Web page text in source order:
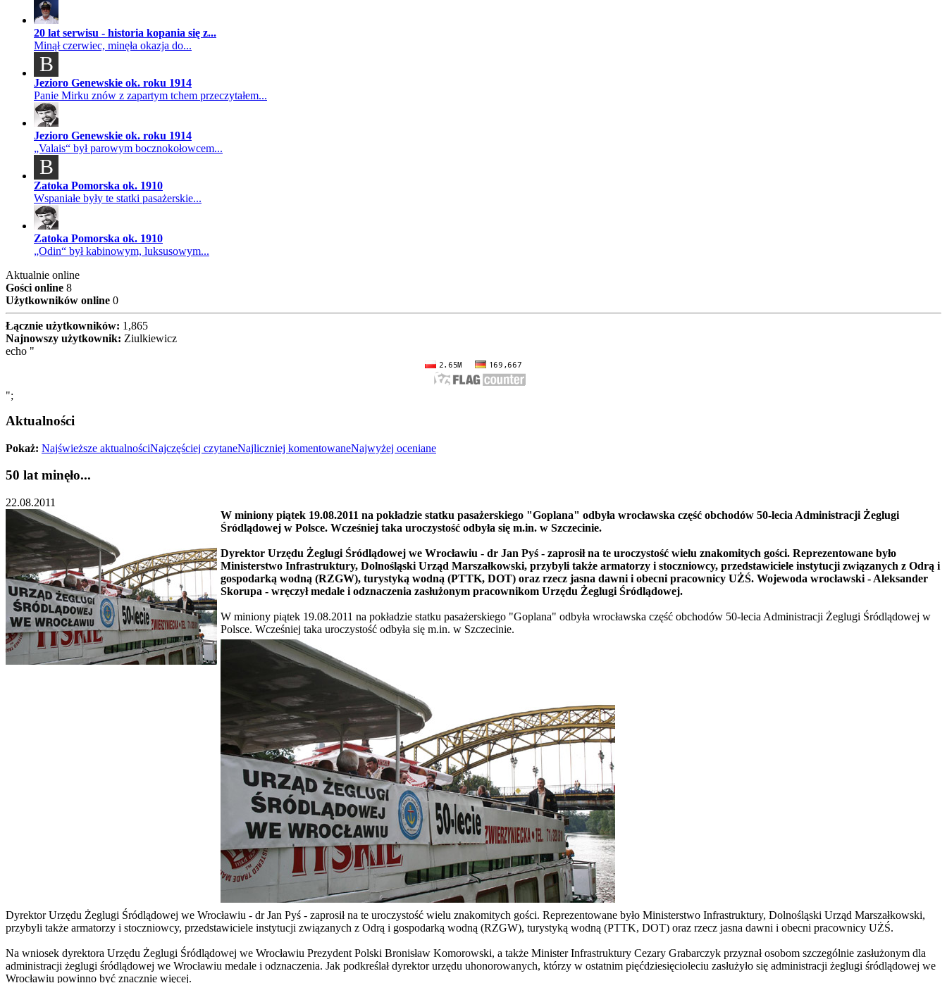
20 lat serwisu - historia kopania się z...
Minął czerwiec, minęła okazja do...
B
Jezioro Genewskie ok. roku 1914
Panie Mirku znów z zapartym tchem przeczytałem...
Jezioro Genewskie ok. roku 1914
„Valais“ był parowym bocznokołowcem...
B
Zatoka Pomorska ok. 1910
Wspaniałe były te statki pasażerskie...
Zatoka Pomorska ok. 1910
„Odin“ był kabinowym, luksusowym...
Aktualnie online
Gości online 8
Użytkowników online 0
Łącznie użytkowników: 1,865
Najnowszy użytkownik: Ziulkiewicz
echo "
";
Aktualności
Pokaż: Najświeższe aktualnościNajczęściej czytaneNajliczniej komentowaneNajwyżej oceniane
50 lat minęło...
22.08.2011
W miniony piątek 19.08.2011 na pokładzie statku pasażerskiego "Goplana" odbyła wrocławska część obchodów 50-lecia Administracji Żeglugi
Śródlądowej w Polsce. Wcześniej taka uroczystość odbyła się m.in. w Szczecinie.
Dyrektor Urzędu Żeglugi Śródlądowej we Wrocławiu - dr Jan Pyś - zaprosił na te uroczystość wielu znakomitych gości. Reprezentowane było
Ministerstwo Infrastruktury, Dolnośląski Urząd Marszałkowski, przybyli także armatorzy i stoczniowcy, przedstawiciele instytucji związanych z Odrą i
gospodarką wodną (RZGW), turystyką wodną (PTTK, DOT) oraz rzecz jasna dawni i obecni pracownicy UŻŚ. Wojewoda wrocławski - Aleksander
Skorupa - wręczył medale i odznaczenia zasłużonym pracownikom Urzędu Żeglugi Śródlądowej.
W miniony piątek 19.08.2011 na pokładzie statku pasażerskiego "Goplana" odbyła wrocławska część obchodów 50-lecia Administracji Żeglugi Śródlądowej w
Polsce. Wcześniej taka uroczystość odbyła się m.in. w Szczecinie.
Dyrektor Urzędu Żeglugi Śródlądowej we Wrocławiu - dr Jan Pyś - zaprosił na te uroczystość wielu znakomitych gości. Reprezentowane było Ministerstwo Infrastruktury, Dolnośląski Urząd Marszałkowski,
przybyli także armatorzy i stoczniowcy, przedstawiciele instytucji związanych z Odrą i gospodarką wodną (RZGW), turystyką wodną (PTTK, DOT) oraz rzecz jasna dawni i obecni pracownicy UŻŚ.
Na wniosek dyrektora Urzędu Żeglugi Śródlądowej we Wrocławiu Prezydent Polski Bronisław Komorowski, a także Minister Infrastruktury Cezary Grabarczyk przyznał osobom szczególnie zasłużonym dla
administracji żeglugi śródlądowej we Wrocławiu medale i odznaczenia. Jak podkreślał dyrektor urzędu uhonorowanych, którzy w ostatnim pięćdziesięcioleciu zasłużyło się administracji żeglugi śródlądowej we
Wrocławiu powinno być znacznie więcej.